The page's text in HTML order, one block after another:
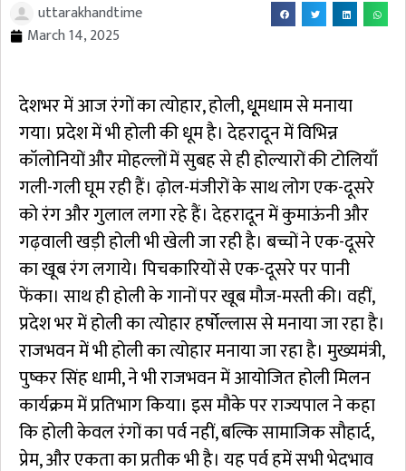
uttarakhandtime
March 14, 2025
देशभर में आज रंगों का त्योहार, होली, धूूमधाम से मनाया
गया। प्रदेश में भी होली की धूम है। देहरादून में विभिन्न
कॉलोनियों और मोहल्लों में सुबह से ही होल्यारों की टोलियाँ
गली-गली घूम रही हैं। ढ़ोल-मंजीरों के साथ लोग एक-दूसरे
को रंग और गुलाल लगा रहे हैं। देहरादून में कुमाऊंनी और
गढ़वाली खड़ी होली भी खेली जा रही है। बच्चों ने एक-दूसरे
का खूब रंग लगाये। पिचकारियों से एक-दूसरे पर पानी
फेंका। साथ ही होली के गानों पर खूब मौज-मस्ती की। वहीं,
प्रदेश भर में होली का त्योहार हर्षोल्लास से मनाया जा रहा है।
राजभवन में भी होली का त्योहार मनाया जा रहा है। मुख्यमंत्री,
पुष्कर सिंह धामी, ने भी राजभवन में आयोजित होली मिलन
कार्यक्रम में प्रतिभाग किया। इस मौके पर राज्यपाल ने कहा
कि होली केवल रंगों का पर्व नहीं, बल्कि सामाजिक सौहार्द,
प्रेम, और एकता का प्रतीक भी है। यह पर्व हमें सभी भेदभाव